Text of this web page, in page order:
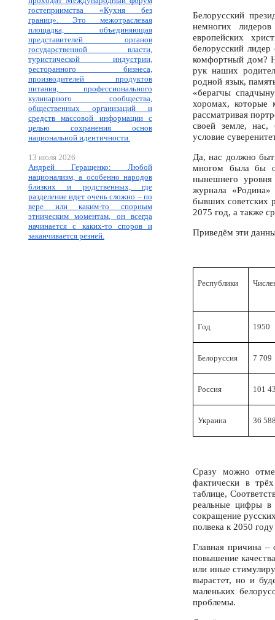
гостеприимства «Кухня без
границ». Это межотраслевая
площадка, объединяющая
представителей органов
государственной власти,
туристической индустрии,
ресторанного бизнеса,
производителей продуктов
питания, профессионального
кулинарного сообщества,
общественных организаций и
средств массовой информации с
целью сохранения основ
национальной идентичности.
13 июля 2026
Андрей Геращенко: Любой
национализм, а особенно народов
близких и родственных, где
разделение идет очень сложно – по
вере или каким-то спорным
этническим моментам, он всегда
начинается с каких-то споров и
заканчивается резней.
Белорусский
немногих
европейских
белорусский
комфортный дом?
рук наших
родной язык,
«берагчы
хоромах, которые
рассматривая
своей земле, нас,
условие
Да, нас должно
многом была бы
нынешнего уровня
журнала
бывших советских
2075 год, а также
Приведём эти
Республики
Год 1950
Белоруссия 7 709
Россия 101
Украина 36
Сразу можно
фактически в
таблице,
реальные цифры
сокращение
полвека к 2050
Главная причина
повышение
или иные
вырастет, но и
маленьких
проблемы.